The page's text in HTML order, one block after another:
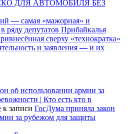
ДЛЯ АВТОМОБИЛЯ БЕЗ
— самая «мажорная» и
ряду депутатов Прибайкалья
сверху «технократка»
и заявления — и их
об использовании армии за
| Кто есть кто в
к записи ГосДума приняла закон
за рубежом для защиты